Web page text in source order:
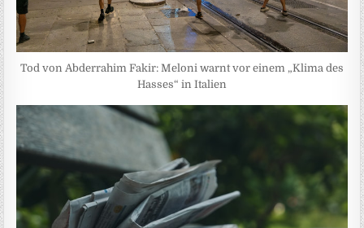
Tod von Abderrahim Fakir: Meloni warnt vor einem „Klima des
Hasses“ in Italien